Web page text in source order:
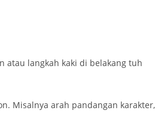
atau langkah kaki di belakang tuh
Misalnya arah pandangan karakter,